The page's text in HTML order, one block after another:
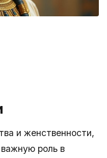
и женственности,
роль в